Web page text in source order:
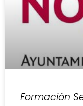
Formación